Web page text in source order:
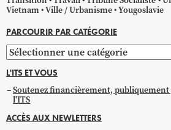
Vietnam Ville / Urbanisme Yougoslavie
PARCOURIR PAR CATÉGORIE
Parcourir
par
catégorie
L'ITS ET VOUS
Soutenez financièrement, publiquement
l'ITS
ACCÈS AUX NEWLETTERS